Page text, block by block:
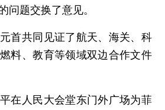
问题交换了意见。
共同见证了航天、海关、科
料、教育等领域双边合作文件
人民大会堂东门外广场为菲